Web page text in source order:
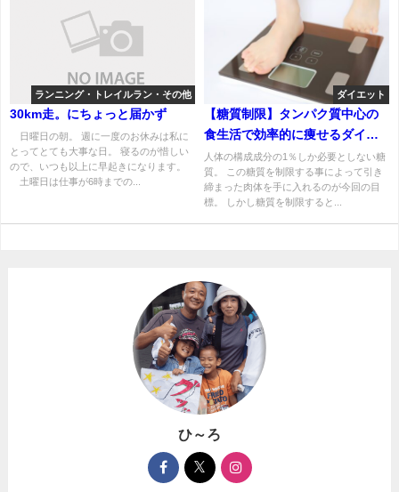
ランニング・トレイルラン・その他
30km走。にちょっと届かず
日曜日の朝。 週に一度のお休みは私に
とってとても大事な日。 寝るのが惜しい
ので、いつも以上に早起きになります。
土曜日は仕事が6時までの...
ダイエット
【糖質制限】タンパク質中心の
食生活で効率的に痩せるダイエ
ット方法
人体の構成成分の1％しか必要としない糖
質。 この糖質を制限する事によって引き
締まった肉体を手に入れるのが今回の目
標。 しかし糖質を制限すると...
ひ～ろ